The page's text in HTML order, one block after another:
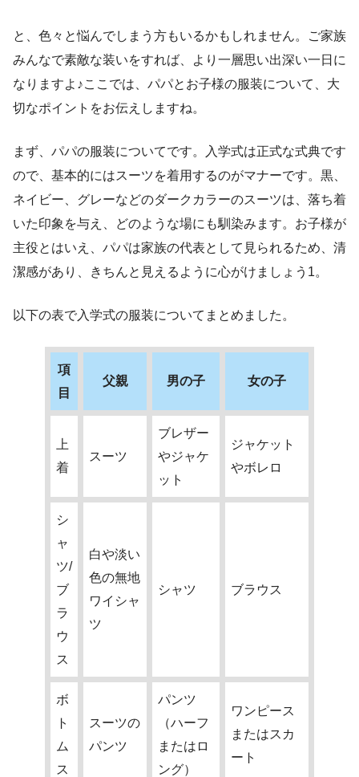
と、色々と悩んでしまう方もいるかもしれません。ご家族
みんなで素敵な装いをすれば、より一層思い出深い一日に
なりますよ♪ここでは、パパとお子様の服装について、大
切なポイントをお伝えしますね。
まず、パパの服装についてです。入学式は正式な式典です
ので、基本的にはスーツを着用するのがマナーです。黒、
ネイビー、グレーなどのダークカラーのスーツは、落ち着
いた印象を与え、どのような場にも馴染みます。お子様が
主役とはいえ、パパは家族の代表として見られるため、清
潔感があり、きちんと見えるように心がけましょう1。
以下の表で入学式の服装についてまとめました。
項
目
父親 男の子 女の子
上
着
スーツ
ブレザー
やジャケ
ット
ジャケット
やボレロ
シ
ャ
ツ/
ブ
ラ
ウ
ス
白や淡い
色の無地
ワイシャ
ツ
シャツ ブラウス
ボ
ト
ム
ス
スーツの
パンツ
パンツ
（ハーフ
またはロ
ング）
ワンピース
またはスカ
ート